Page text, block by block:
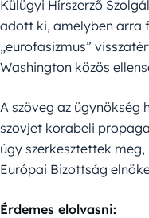
Külügyi Hírszerző
adott ki, amelyben arra
„eurofasizmus”
Washington közös
A szöveg az
szovjet korabeli
úgy szerkesztettek
Európai Bizottság
Érdemes elolvasni: